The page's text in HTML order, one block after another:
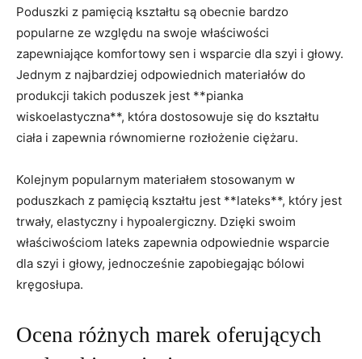
Poduszki z⁤ pamięcią kształtu​ są obecnie bardzo
popularne ze względu na swoje właściwości
zapewniające komfortowy sen i wsparcie dla szyi i głowy.‌
Jednym z najbardziej odpowiednich materiałów do
produkcji takich poduszek jest⁤ **pianka
wiskoelastyczna**, która dostosowuje się do kształtu
ciała i zapewnia równomierne rozłożenie ciężaru.
Kolejnym popularnym materiałem stosowanym w
poduszkach z pamięcią⁢ kształtu jest **lateks**, który jest
trwały, elastyczny i hypoalergiczny.⁢ Dzięki swoim
właściwościom lateks zapewnia odpowiednie wsparcie
dla szyi i głowy, jednocześnie zapobiegając bólowi
kręgosłupa.
Ocena różnych marek oferujących